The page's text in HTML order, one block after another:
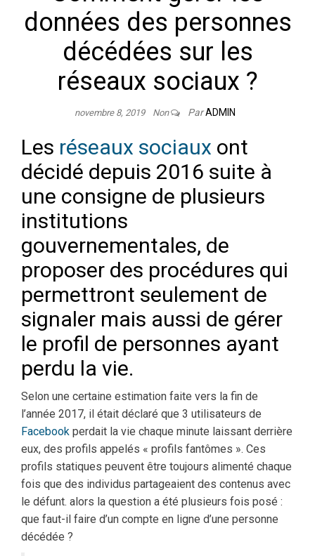
données des personnes
décédées sur les
réseaux sociaux ?
novembre 8, 2019 Non ParADMIN
Les réseaux sociaux ont
décidé depuis 2016 suite à
une consigne de plusieurs
institutions
gouvernementales, de
proposer des procédures qui
permettront seulement de
signaler mais aussi de gérer
le profil de personnes ayant
perdu la vie.
Selon une certaine estimation faite vers la fin de
l’année 2017, il était déclaré que 3 utilisateurs de
Facebook perdait la vie chaque minute laissant derrière
eux, des profils appelés « profils fantômes ». Ces
profils statiques peuvent être toujours alimenté chaque
fois que des individus partageaient des contenus avec
le défunt. alors la question a été plusieurs fois posé :
que faut-il faire d’un compte en ligne d’une personne
décédée ?